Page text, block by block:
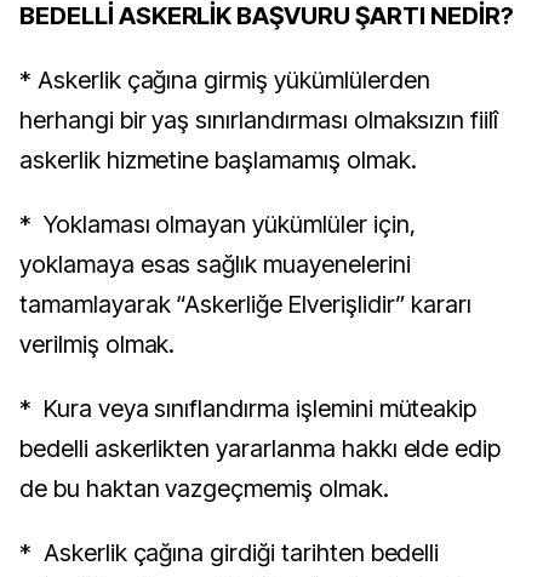
BEDELLİ ASKERLİK BAŞVURU ŞARTI NEDİR?
* Askerlik çağına girmiş yükümlülerden
herhangi bir yaş sınırlandırması olmaksızın fiilî
askerlik hizmetine başlamamış olmak.
* Yoklaması olmayan yükümlüler için,
yoklamaya esas sağlık muayenelerini
tamamlayarak “Askerliğe Elverişlidir” kararı
verilmiş olmak.
* Kura veya sınıflandırma işlemini müteakip
bedelli askerlikten yararlanma hakkı elde edip
de bu haktan vazgeçmemiş olmak.
* Askerlik çağına girdiği tarihten bedelli